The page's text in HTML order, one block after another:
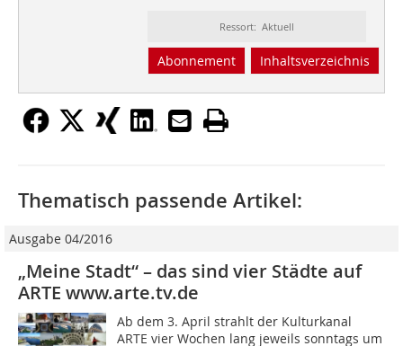
Ressort: Aktuell
Abonnement Inhaltsverzeichnis
Thematisch passende Artikel:
Ausgabe 04/2016
„Meine Stadt“ – das sind vier Städte auf
ARTE www.arte.tv.de
Ab dem 3. April strahlt der Kulturkanal
ARTE vier Wochen lang jeweils sonntags um